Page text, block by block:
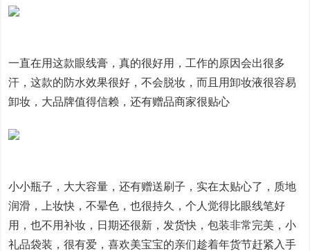
一直在用这款眼线膏，真的很好用，工作的原因会出很多
汗，这款的防水效果很好，不会脱妆，而且用卸妆液很容易
卸妆，大品牌值得信赖，还有赠品商家很贴心
小小瓶子，大大容量，还有赠送刷子，实在太贴心了，质地
润滑，上妆快，不晕色，也很持久，个人觉得比眼线笔好
用，也不用补妆，日期还很新，发货快，包装非常完美，小
礼品袋装，很有爱，喜欢美宝宝的亲们趁着年货节赶紧入手